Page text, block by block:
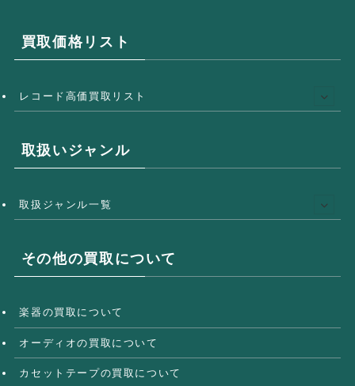
買取価格リスト
レコード高価買取リスト
取扱いジャンル
取扱ジャンル一覧
その他の買取について
楽器の買取について
オーディオの買取について
カセットテープの買取について